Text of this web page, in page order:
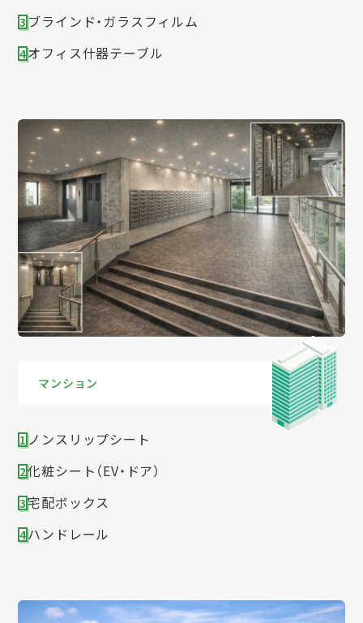
3ブラインド・ガラスフィルム
4オフィス什器テーブル
マンション
1ノンスリップシート
2化粧シート（EV・ドア）
3宅配ボックス
4ハンドレール